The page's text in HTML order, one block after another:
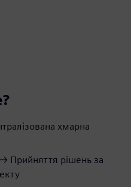
хмарна
Прийняття рішень за